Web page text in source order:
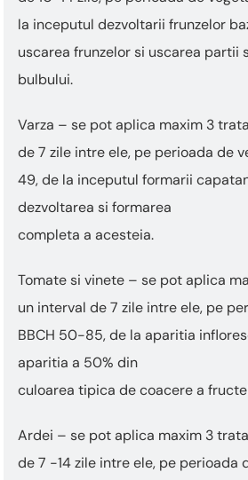
la inceputul dezvoltarii frunzelor
uscarea frunzelor si uscarea partii
bulbului.
Varza – se pot aplica maxim 3
de 7 zile intre ele, pe perioada de
49, de la inceputul formarii
dezvoltarea si formarea
completa a acesteia.
Tomate si vinete – se pot aplica
un interval de 7 zile intre ele, pe
BBCH 50-85, de la aparitia
aparitia a 50% din
culoarea tipica de coacere a
Ardei – se pot aplica maxim 3
de 7 -14 zile intre ele, pe perioada